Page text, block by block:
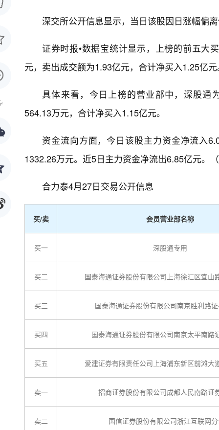
深交所公开信息显示，当日该股因日涨幅偏
证券时报•数据宝统计显示，上榜的前五大
元，卖出成交额为1.93亿元，合计净买入1.25亿
具体来看，今日上榜的营业部中，深股通
564.13万元，合计净买入1.15亿元。
资金流向方面，今日该股主力资金净流入
1332.26万元。近5日主力资金净流出6.85亿元。
合力泰4月27日交易公开信息
买/卖 会员营业部名称
买一 深股通专用
买二 国泰海通证券股份有限公司上海徐汇区宜山
买三 国泰海通证券股份有限公司南京胜利路
买四 国泰海通证券股份有限公司南京太平南路
买五 爱建证券有限责任公司上海浦东新区前滩大
卖一 招商证券股份有限公司成都人民南路证
卖二 国信证券股份有限公司浙江互联网